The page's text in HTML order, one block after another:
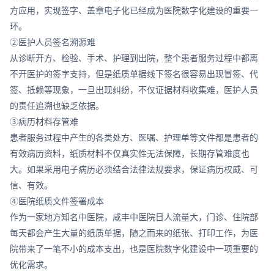
方应用，实现签字、盖章电子化已经成为医院数字化建设的重要一
环。
②医护人员签名溯源难
从诊断开方、检验、手术、护理到出院，整个患者服务过程中都离
不开医护的签字支持，但是纸质单据线下签名很容易出现冒签、代
签、抵赖等现象，一旦出现纠纷，不仅证据材料收集难，医护人员
的责任追溯也缺乏依据。
③病历材料存管难
患者服务过程中产生的各类处方、医嘱、护理单等文件都是患者的
有效病历资料，纸质材料不仅真实性无法保障，长期存管难度也
大。如果采用电子病历必须结合法律法规要求，保证病历权威、可
信、有效。
④医院纸质文件签署成本
作为一家地方知名中医院，咸丰中医院日人流量大，门诊、住院部
每天都会产生大量的纸质单据，随之而来的纸张、打印工作，为医
院带来了一笔不小的成本支出，也是医院数字化建设中一项重要的
优化需求。